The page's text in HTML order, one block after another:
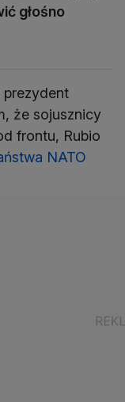
głośno
prezydent
że sojusznicy
frontu, Rubio
NATO